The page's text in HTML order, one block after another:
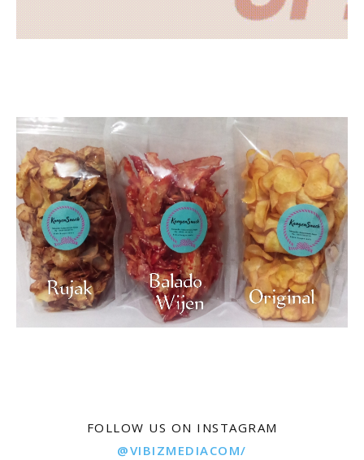
FOLLOW US ON INSTAGRAM
@VIBIZMEDIACOM/